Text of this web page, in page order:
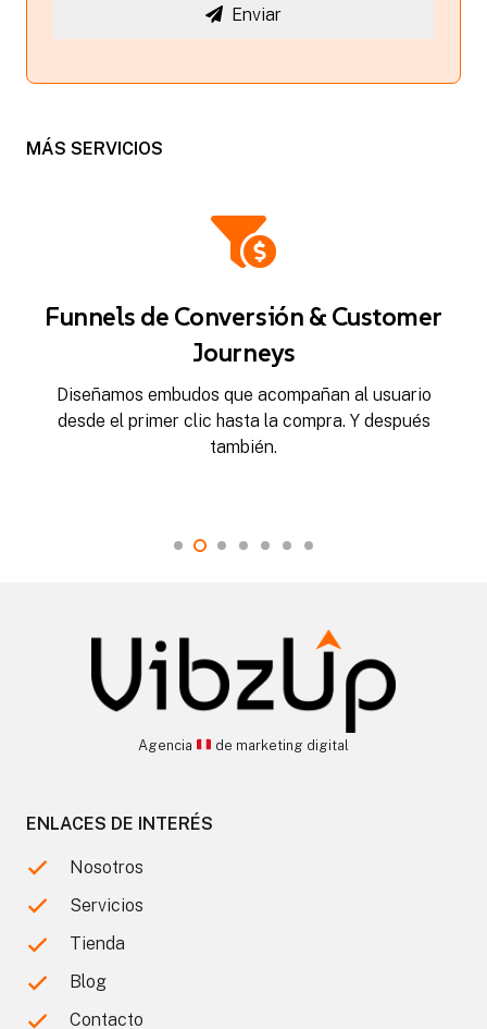
Enviar
MÁS SERVICIOS
Funnels de Conversión & Customer
Journeys
Diseñamos embudos que acompañan al usuario
desde el primer clic hasta la compra. Y después
también.
Agencia de marketing digital
ENLACES DE INTERÉS
Nosotros
Servicios
Tienda
Blog
Contacto